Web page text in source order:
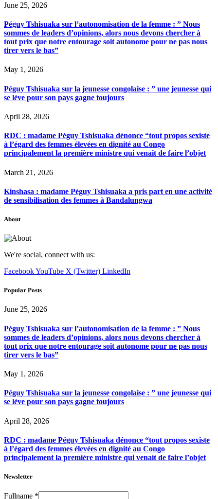
June 25, 2026
Péguy Tshisuaka sur l’autonomisation de la femme : ” Nous
sommes de leaders d’opinions, alors nous devons chercher à
tout prix que notre entourage soit autonome pour ne pas nous
tirer vers le bas”
May 1, 2026
Péguy Tshisuaka sur la jeunesse congolaise : ” une jeunesse qui
se lève pour son pays gagne toujours
April 28, 2026
RDC : madame Péguy Tshisuaka dénonce “tout propos sexiste
à l’égard des femmes élevées en dignité au Congo
principalement la première ministre qui venait de faire l’objet
March 21, 2026
Kinshasa : madame Péguy Tshisuaka a pris part en une activité
de sensibilisation des femmes à Bandalungwa
About
We're social, connect with us:
FacebookYouTube X (Twitter) LinkedIn
Popular Posts
June 25, 2026
Péguy Tshisuaka sur l’autonomisation de la femme : ” Nous
sommes de leaders d’opinions, alors nous devons chercher à
tout prix que notre entourage soit autonome pour ne pas nous
tirer vers le bas”
May 1, 2026
Péguy Tshisuaka sur la jeunesse congolaise : ” une jeunesse qui
se lève pour son pays gagne toujours
April 28, 2026
RDC : madame Péguy Tshisuaka dénonce “tout propos sexiste
à l’égard des femmes élevées en dignité au Congo
principalement la première ministre qui venait de faire l’objet
Newsletter
Fullname *